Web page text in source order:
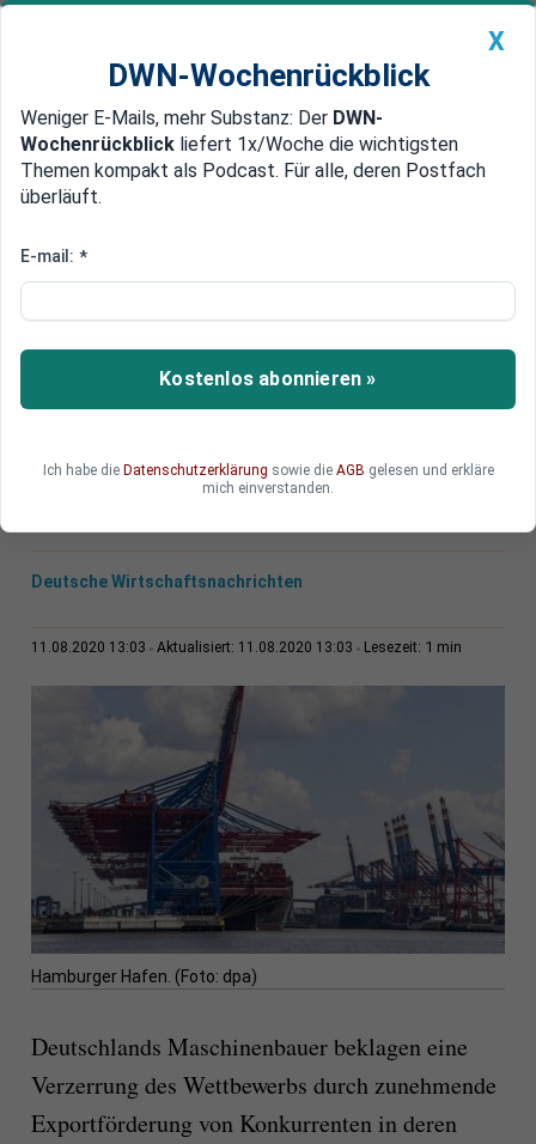
Newsticker MEIN DWN: Geldanlage Premium
Edelmetalle DWN-Magazin China
Maschinenbauer klagen über
Wettbewerbs
Deutschlands Maschinenbauer beklagen, dass
die zunehmende Exportförderung in anderen
setzen sie nun auf Freihandelsabkommen.
Deutsche Wirtschaftsnachrichten
11.08.2020 13:03 Aktualisiert: 11.08.2020 13:03 Lesezeit: 1 min
Hamburger Hafen. (Foto: dpa)
Deutschlands Maschinenbauer beklagen eine
Verzerrung des Wettbewerbs durch zunehmende
Exportförderung von Konkurrenten in deren
X
DWN-Wochenrückblick
Weniger E-Mails, mehr Substanz: Der DWN-
Wochenrückblick liefert 1x/Woche die wichtigsten
Themen kompakt als Podcast. Für alle, deren Postfach
überläuft.
E-mail: *
Kostenlos abonnieren »
Ich habe die Datenschutzerklärung sowie die AGB gelesen und erkläre
mich einverstanden.